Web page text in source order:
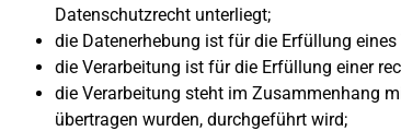
Datenschutzrecht unterliegt;
die Datenerhebung ist für die Erfüllung
die Verarbeitung ist für die Erfüllung einer
die Verarbeitung steht im Zusammenhang
übertragen wurden, durchgeführt wird;